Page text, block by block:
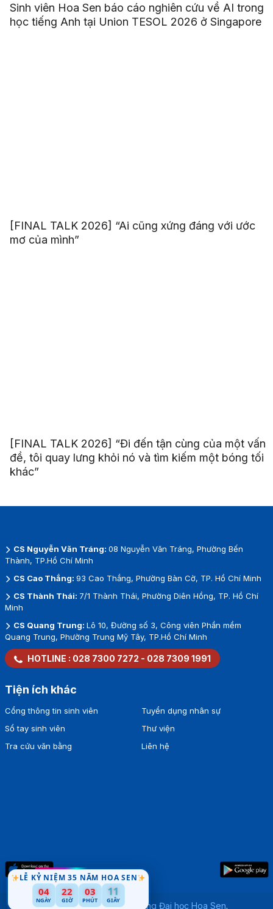
LỄ KỶ NIỆM 35 NĂM HOA SEN
04
NGÀY
22
GIỜ
03
PHÚT
10
GIÂY
Sinh viên Hoa Sen báo cáo nghiên cứu về AI trong
học tiếng Anh tại Union TESOL 2026 ở Singapore
[FINAL TALK 2026] “Ai cũng xứng đáng với ước
mơ của mình”
[FINAL TALK 2026] “Đi đến tận cùng của một vấn
đề, tôi quay lưng khỏi nó và tìm kiếm một bóng tối
khác”
CS Nguyễn Văn Tráng: 08 Nguyễn Văn Tráng, Phường Bến
Thành, TP.Hồ Chí Minh
CS Cao Thắng: 93 Cao Thắng, Phường Bàn Cờ, TP. Hồ Chí Minh
CS Thành Thái: 7/1 Thành Thái, Phường Diên Hồng, TP. Hồ Chí
Minh
CS Quang Trung: Lô 10, Đường số 3, Công viên Phần mềm
Quang Trung, Phường Trung Mỹ Tây, TP.Hồ Chí Minh
HOTLINE : 028 7300 7272 - 028 7309 1991
Tiện ích khác
Cổng thông tin sinh viên
Sổ tay sinh viên
Tra cứu văn bằng
Tuyển dụng nhân sự
Thư viện
Liên hệ
Bản quyền thuộc về Trường Đại học Hoa Sen.